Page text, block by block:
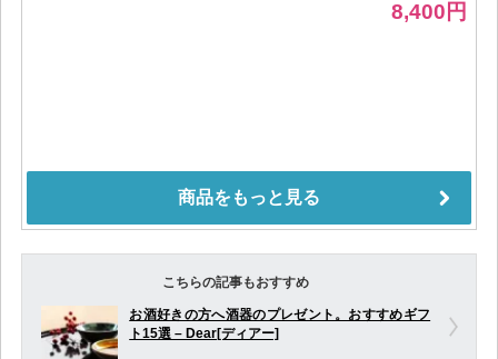
こちらの記事もおすすめ
お酒好きの方へ酒器のプレゼント。おすすめギフ
ト15選 – Dear[ディアー]